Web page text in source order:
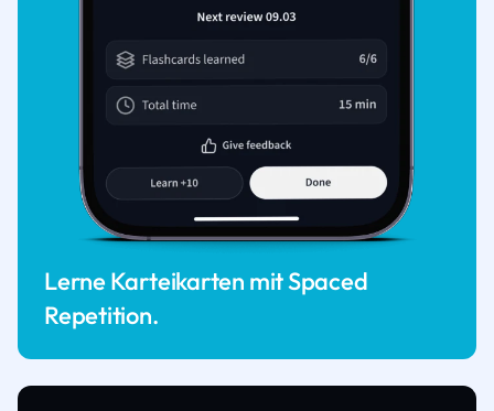
Lerne Karteikarten mit Spaced
Repetition.